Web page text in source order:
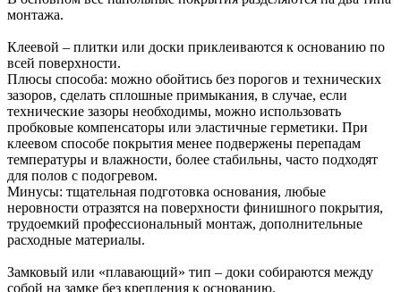
монтажа.
Клеевой – плитки или доски приклеиваются к основанию по
всей поверхности.
Плюсы способа: можно обойтись без порогов и технических
зазоров, сделать сплошные примыкания, в случае, если
технические зазоры необходимы, можно использовать
пробковые компенсаторы или эластичные герметики. При
клеевом способе покрытия менее подвержены перепадам
температуры и влажности, более стабильны, часто подходят
для полов с подогревом.
Минусы: тщательная подготовка основания, любые
неровности отразятся на поверхности финишного покрытия,
трудоемкий профессиональный монтаж, дополнительные
расходные материалы.
Замковый или «плавающий» тип – доки собираются между
собой на замке без крепления к основанию.